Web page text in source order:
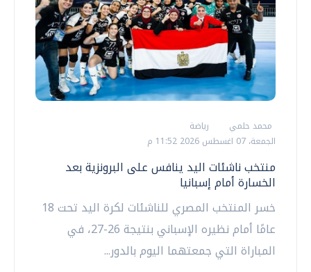
محمد حلمي
رياضة
الجمعة، 07 اغسطس 2026 11:52 م
منتخب ناشئات اليد ينافس على البرونزية بعد
الخسارة أمام إسبانيا
خسر المنتخب المصري للناشئات لكرة اليد تحت 18
عامًا أمام نظيره الإسباني بنتيجة 26-27، في
المباراة التي جمعتهما اليوم بالدور...